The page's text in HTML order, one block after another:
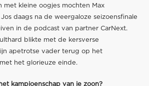
met kleine oogjes mochten Max
daags na de weergaloze seizoensfinale
in de podcast van partner CarNext.
blikte met de kersverse
apetrotse vader terug op het
het glorieuze einde.
kampioenschap van je zoon?